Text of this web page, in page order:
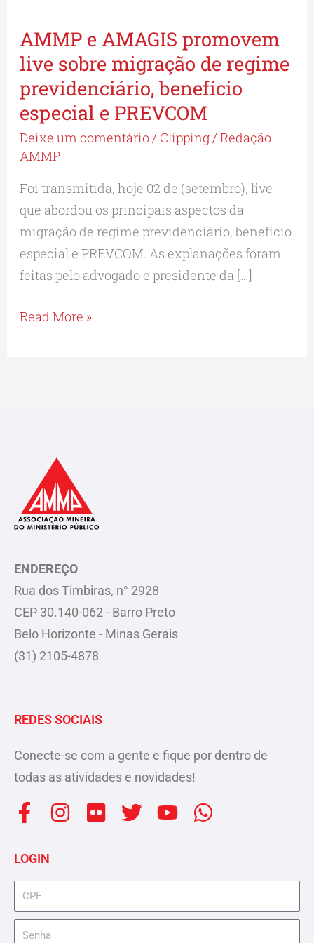
AMMP e AMAGIS promovem
live sobre migração de regime
previdenciário, benefício
especial e PREVCOM
Deixe um comentário/ Clipping/Redação
AMMP
Foi transmitida, hoje 02 de (setembro), live
que abordou os principais aspectos da
migração de regime previdenciário, benefício
especial e PREVCOM. As explanações foram
feitas pelo advogado e presidente da […]
AMMP
e
AMAGIS
promovem
live
sobre
de
regime
previdenciário,
benefício
especial
PREVCOM
Read More »
ENDEREÇO
Rua dos Timbiras, n° 2928
CEP 30.140-062 - Barro Preto
Belo Horizonte - Minas Gerais
(31) 2105-4878
REDES SOCIAIS
Conecte-se com a gente e fique por dentro de
todas as atividades e novidades!
F
a
c
e
b
o
I
t
g
F
c
r
T
t
e
Y
t
b
W
t
a
LOGIN
cpf
senha